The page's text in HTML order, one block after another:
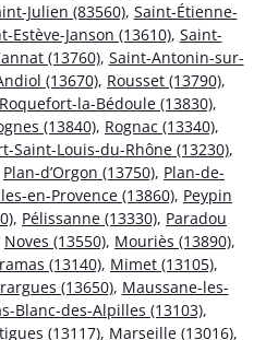
Julien (83560), Saint-Étienne-
Estève-Janson (13610), Saint-
(13760), Saint-Antonin-sur-
(13670), Rousset (13790),
Roquefort-la-Bédoule (13830),
(13840), Rognac (13340),
Saint-Louis-du-Rhône (13230),
Plan-d’Orgon (13750), Plan-de-
en-Provence (13860), Peypin
, Pélissanne (13330), Paradou
Noves (13550), Mouriès (13890),
(13140), Mimet (13105),
(13650), Maussane-les-
Blanc-des-Alpilles (13103),
(13117), Marseille (13016),